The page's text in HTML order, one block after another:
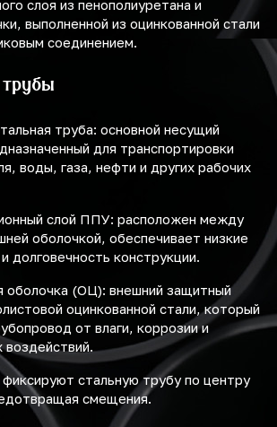
слоя из пенополиуретана и
выполненной из оцинкованной стали
соединением.
труба: основной несущий
для транспортировки
воды, газа, нефти и других рабочих
слой ППУ: расположен между
оболочкой, обеспечивает низкие
долговечность конструкции.
оболочка (ОЦ): внешний защитный
оцинкованной стали, который
от влаги, коррозии и
воздействий.
стальную трубу по центру
смещения.